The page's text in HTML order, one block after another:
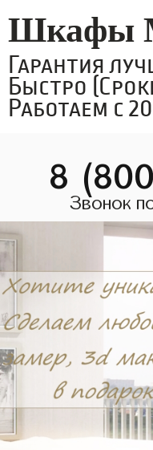
Шкафы
Гарантия
Быстро
Работаем с
8
Звонок